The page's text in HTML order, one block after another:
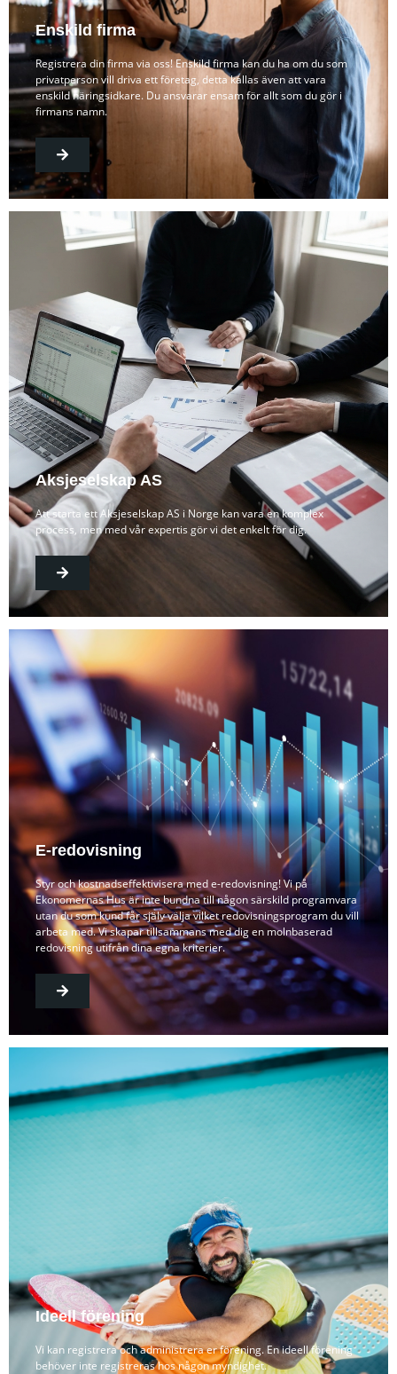
Enskild firma
Registrera din firma via oss! Enskild firma kan du ha om du som
privatperson vill driva ett företag, detta kallas även att vara
enskild näringsidkare. Du ansvarar ensam för allt som du gör i
firmans namn.
Aksjeselskap AS
Att starta ett Aksjeselskap AS i Norge kan vara en komplex
process, men med vår expertis gör vi det enkelt för dig.
E-redovisning
Styr och kostnadseffektivisera med e-redovisning! Vi på
Ekonomernas Hus är inte bundna till någon särskild programvara
utan du som kund får själv välja vilket redovisningsprogram du vill
arbeta med. Vi skapar tillsammans med dig en molnbaserad
redovisning utifrån dina egna kriterier.
Ideell förening
Vi kan registrera och administrera er förening. En ideell förening
behöver inte registreras hos någon myndighet.